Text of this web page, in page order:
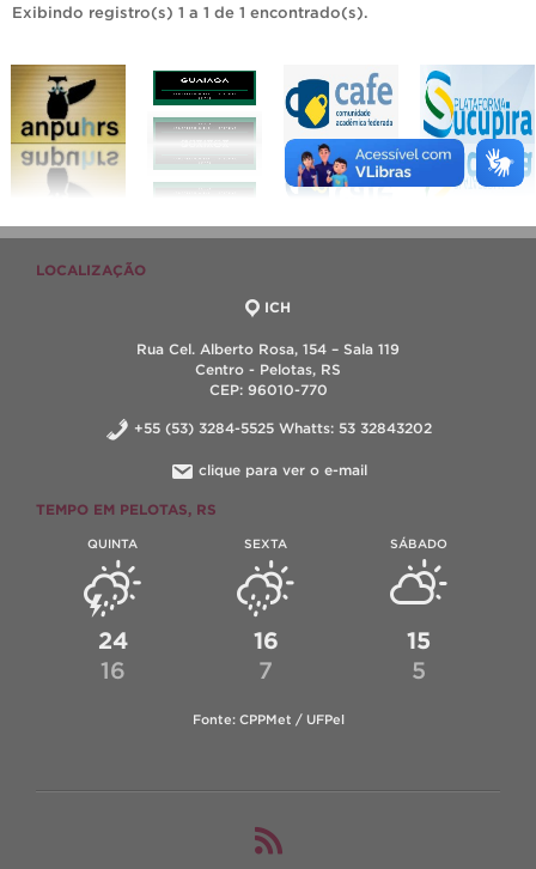
Exibindo registro(s) 1 a 1 de 1 encontrado(s).
LOCALIZAÇÃO
ICH
Rua Cel. Alberto Rosa, 154 – Sala 119
Centro - Pelotas, RS
CEP: 96010-770
+55 (53) 3284-5525 Whatts: 53 32843202
clique para ver o e-mail
TEMPO EM PELOTAS, RS
QUINTA
24
16
SEXTA
16
7
SÁBADO
15
5
Fonte: CPPMet / UFPel